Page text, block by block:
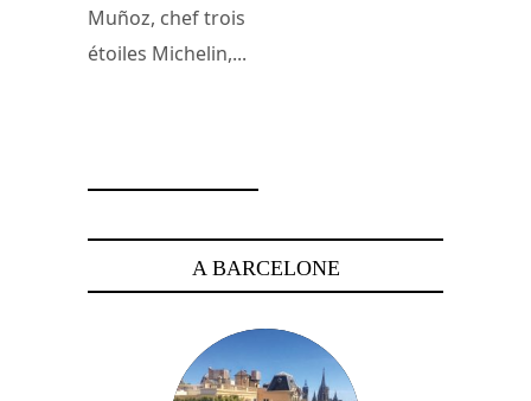
Muñoz, chef trois
étoiles Michelin,...
A BARCELONE